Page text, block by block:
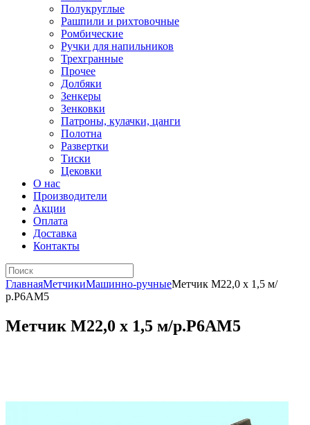
Полукруглые
Рашпили и рихтовочные
Ромбические
Ручки для напильников
Трехгранные
Прочее
Долбяки
Зенкеры
Зенковки
Патроны, кулачки, цанги
Полотна
Развертки
Тиски
Цековки
О нас
Производители
Акции
Оплата
Доставка
Контакты
ГлавнаяМетчикиМашинно-ручныеМетчик М22,0 х 1,5 м/
р.Р6АМ5
Метчик М22,0 х 1,5 м/р.Р6АМ5